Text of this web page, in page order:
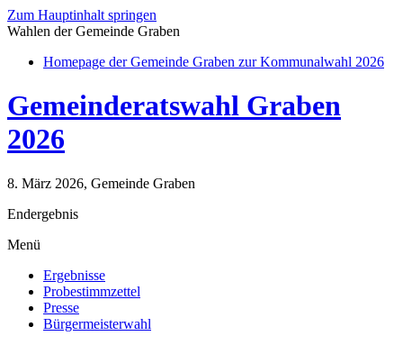
Zum Hauptinhalt springen
Wahlen der Gemeinde Graben
Homepage der Gemeinde Graben zur Kommunalwahl 2026
Gemeinderatswahl Graben
2026
8. März 2026, Gemeinde Graben
Endergebnis
Menü
Ergebnisse
Probestimmzettel
Presse
Bürgermeisterwahl